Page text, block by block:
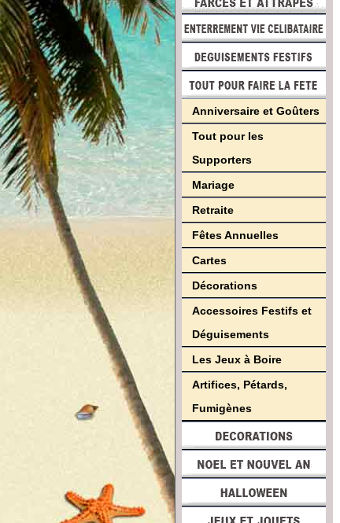
Anniversaire et Goûters
Tout pour les
Supporters
Mariage
Retraite
Fêtes Annuelles
Cartes
Décorations
Accessoires Festifs et
Déguisements
Les Jeux à Boire
Artifices, Pétards,
Fumigènes